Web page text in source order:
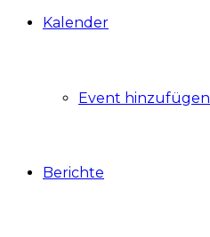
Kalender
Event hinzufügen
Berichte